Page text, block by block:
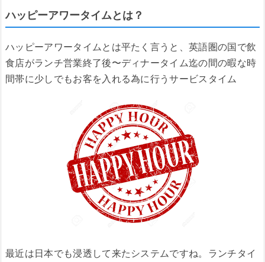
ハッピーアワータイムとは？
ハッピーアワータイムとは平たく言うと、英語圏の国で飲
食店がランチ営業終了後〜ディナータイム迄の間の暇な時
間帯に少しでもお客を入れる為に行うサービスタイム
最近は日本でも浸透して来たシステムですね。ランチタイ